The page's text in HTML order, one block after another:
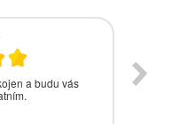
rychlé vyřešení